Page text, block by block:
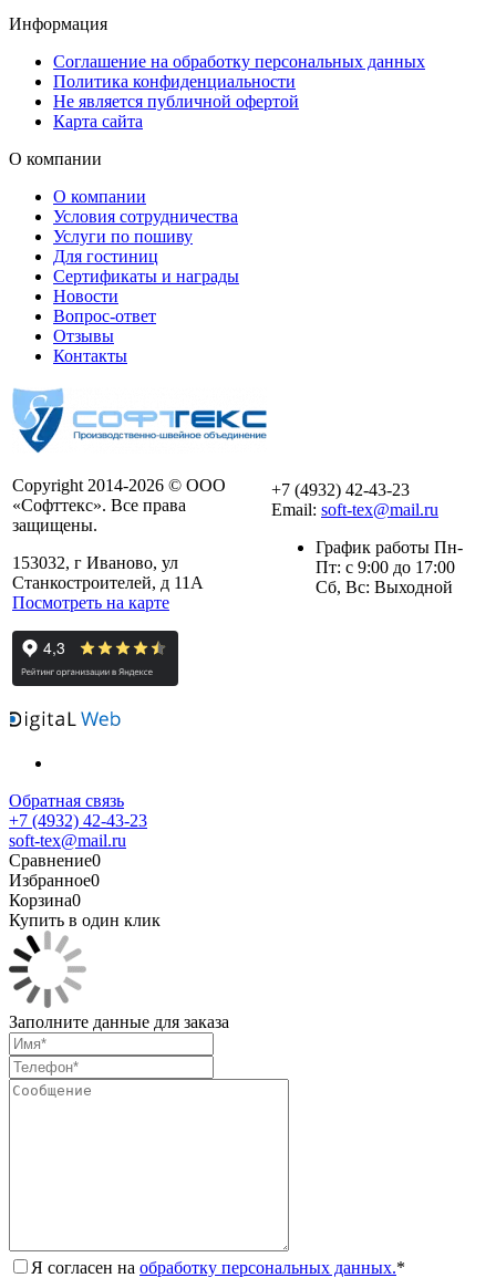
Информация
Соглашение на обработку персональных данных
Политика конфиденциальности
Не является публичной офертой
Карта сайта
О компании
О компании
Условия сотрудничества
Услуги по пошиву
Для гостиниц
Сертификаты и награды
Новости
Вопрос-ответ
Отзывы
Контакты
Copyright 2014-2026 © ООО
«Софттекс». Все права
защищены.
153032, г Иваново, ул
Станкостроителей, д 11А
Посмотреть на карте
+7 (4932) 42-43-23
Email: soft-tex@mail.ru
График работы Пн-
Пт: с 9:00 до 17:00
Сб, Вс: Выходной
Обратная связь
+7 (4932) 42-43-23
soft-tex@mail.ru
Сравнение0
Избранное0
Корзина0
Купить в один клик
Заполните данные для заказа
Я согласен на обработку персональных данных.*